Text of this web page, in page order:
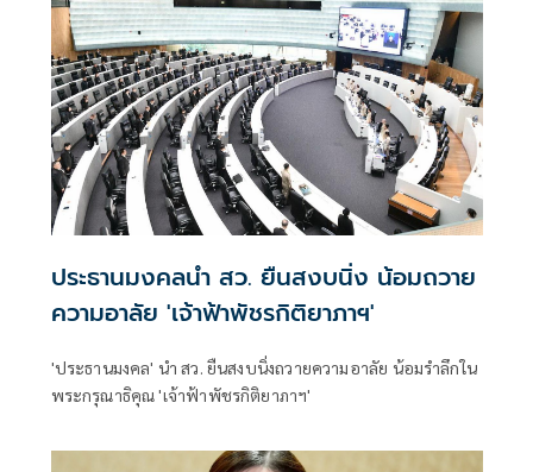
สอบข้อเท็จจริงอย่างเร่งด่วน และยืนยันตั้งแต่ต้นว่าไม่ยอมรับ
การกระทำที่เป็นการใช้ความรุนแรง การกลั่นแกล้ง หรือการ
ละเมิดสิทธิมนุษยชนในทุกรูปแบบ
ประธานมงคลนำ สว. ยืนสงบนิ่ง น้อมถวาย
ความอาลัย 'เจ้าฟ้าพัชรกิติยาภาฯ'
'ประธานมงคล' นำ สว. ยืนสงบนิ่งถวายความอาลัย น้อมรำลึกใน
พระกรุณาธิคุณ 'เจ้าฟ้าพัชรกิติยาภาฯ'